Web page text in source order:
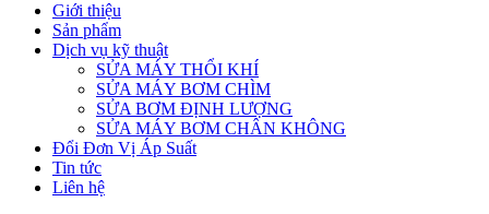
Giới thiệu
Sản phẩm
Dịch vụ kỹ thuật
SỬA MÁY THỔI KHÍ
SỬA MÁY BƠM CHÌM
SỬA BƠM ĐỊNH LƯỢNG
SỬA MÁY BƠM CHÂN KHÔNG
Đổi Đơn Vị Áp Suất
Tin tức
Liên hệ